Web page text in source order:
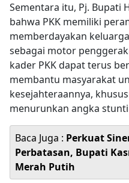
Sementara itu, Pj. Bupati
bahwa PKK memiliki
memberdayakan
sebagai motor
kader PKK dapat terus
membantu masyarakat
kesejahteraannya,
menurunkan angka
Baca Juga : Perkuat
Perbatasan, Bupati
Merah Putih